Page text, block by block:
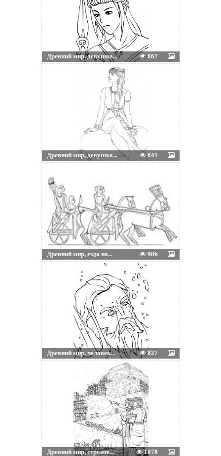
Древний мир, девушка... 867
Древний мир, девушка... 841
Древний мир, езда на... 986
Древний мир, человек... 827
Древний мир, строите... 1078